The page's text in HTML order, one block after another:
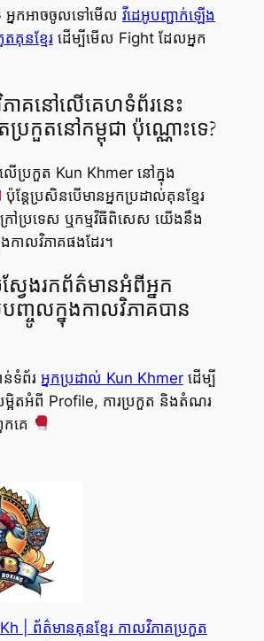
អ្នកអាចចូលទៅមើល វីដេអូបញ្ជាក់ឡើង
គុនខ្មែរដើម្បីមើល Fight ដែលអ្នក
ាគនៅលើគេហទំព័រនេះ
រកួតនៅកម្ពុជា ប៉ុណ្ណោះទេ?
ើប្រកួត Kun Khmer នៅក្នុង
ប៉ុន្តែប្រសិនបើមានអ្នកប្រដាល់គុនខ្មែរ
ៅប្រទេស ឬកម្មវិធីពិសេស យើងនឹង
កាលវិភាគផងដែរ។
ស្វែងរកព័ត៌មានអំពីអ្នក
ញ្ចូលក្នុងកាលវិភាគបាន
ន់ទំព័រ អ្នកប្រដាល់ Kun Khmerដើម្បី
ម្អិតអំពី Profile, ការប្រកួត និងតំណរ
កគេ
| ព័ត៌មានគុនខ្មែរ កាលវិភាគប្រកួត